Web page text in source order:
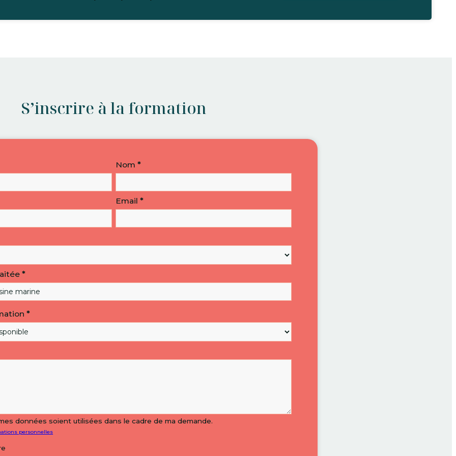
S’inscrire à la formation
Nom *
Email *
*
*
données soient utilisées dans le cadre de ma demande.
personnelles